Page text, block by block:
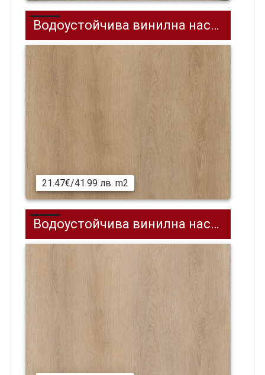
Водоустойчива винилнa настилка (SPC) на клик, Wood XL, CAMBRIDGE OAK
21.47€/41.99 лв. m2
Водоустойчива винилнa настилка (SPC) Wood XL Slate oak